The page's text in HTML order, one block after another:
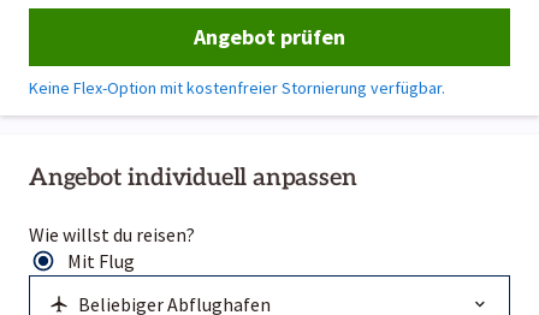
Angebot individuell anpassen
Wie willst du reisen?
Mit Flug
Angebot prüfen
Keine Flex-Option mit kostenfreier Stornierung verfügbar.